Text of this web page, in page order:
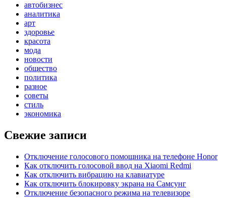
автобизнес
аналитика
арт
здоровье
красота
мода
новости
общество
политика
разное
советы
стиль
экономика
Свежие записи
Отключение голосового помощника на телефоне Honor
Как отключить голосовой ввод на Xiaomi Redmi
Как отключить вибрацию на клавиатуре
Как отключить блокировку экрана на Самсунг
Отключение безопасного режима на телевизоре